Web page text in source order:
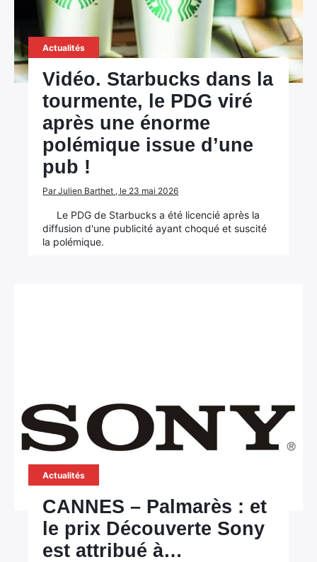
Actualités
Vidéo. Starbucks dans la
tourmente, le PDG viré
après une énorme
polémique issue d’une
pub !
Par Julien Barthet , le 23 mai 2026
Le PDG de Starbucks a été licencié après la
diffusion d'une publicité ayant choqué et suscité
la polémique.
Actualités
CANNES – Palmarès : et
le prix Découverte Sony
est attribué à…